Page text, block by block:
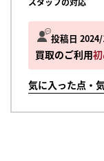
投稿日
買取のご利用
気に入った点・